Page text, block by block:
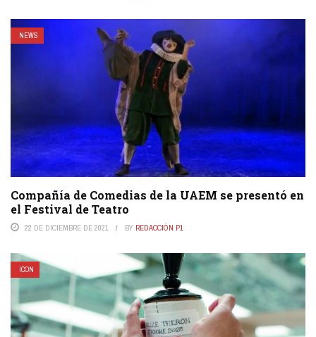
NEWS
Compañía de Comedias de la UAEM se presentó en
el Festival de Teatro
22 DE DICIEMBRE DE 2021 BY REDACCIÓN P1
ICON